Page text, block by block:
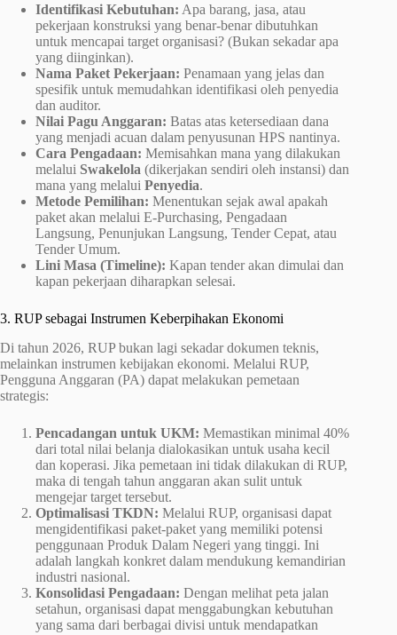
Identifikasi Kebutuhan: Apa barang, jasa, atau
pekerjaan konstruksi yang benar-benar dibutuhkan
untuk mencapai target organisasi? (Bukan sekadar apa
yang diinginkan).
Nama Paket Pekerjaan: Penamaan yang jelas dan
spesifik untuk memudahkan identifikasi oleh penyedia
dan auditor.
Nilai Pagu Anggaran: Batas atas ketersediaan dana
yang menjadi acuan dalam penyusunan HPS nantinya.
Cara Pengadaan: Memisahkan mana yang dilakukan
melalui Swakelola (dikerjakan sendiri oleh instansi) dan
mana yang melalui Penyedia.
Metode Pemilihan: Menentukan sejak awal apakah
paket akan melalui E-Purchasing, Pengadaan
Langsung, Penunjukan Langsung, Tender Cepat, atau
Tender Umum.
Lini Masa (Timeline): Kapan tender akan dimulai dan
kapan pekerjaan diharapkan selesai.
3. RUP sebagai Instrumen Keberpihakan Ekonomi
Di tahun 2026, RUP bukan lagi sekadar dokumen teknis,
melainkan instrumen kebijakan ekonomi. Melalui RUP,
Pengguna Anggaran (PA) dapat melakukan pemetaan
strategis:
Pencadangan untuk UKM: Memastikan minimal 40%
dari total nilai belanja dialokasikan untuk usaha kecil
dan koperasi. Jika pemetaan ini tidak dilakukan di RUP,
maka di tengah tahun anggaran akan sulit untuk
mengejar target tersebut.
Optimalisasi TKDN: Melalui RUP, organisasi dapat
mengidentifikasi paket-paket yang memiliki potensi
penggunaan Produk Dalam Negeri yang tinggi. Ini
adalah langkah konkret dalam mendukung kemandirian
industri nasional.
Konsolidasi Pengadaan: Dengan melihat peta jalan
setahun, organisasi dapat menggabungkan kebutuhan
yang sama dari berbagai divisi untuk mendapatkan